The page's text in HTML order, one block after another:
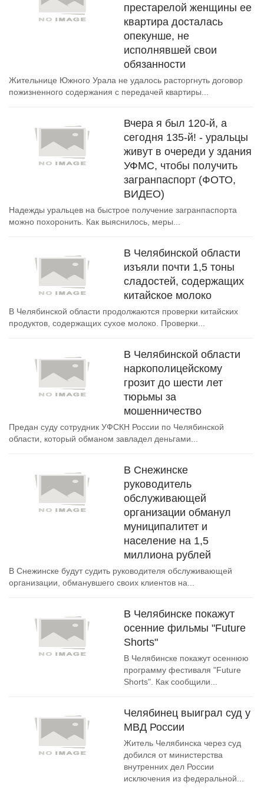
престарелой женщины ее
квартира досталась
опекунше, не
исполнявшей свои
обязанности
Жительнице Южного Урала не удалось расторгнуть договор
пожизненного содержания с передачей квартиры...
Вчера я был 120-й, а
сегодня 135-й! - уральцы
живут в очереди у здания
УФМС, чтобы получить
загранпаспорт (ФОТО,
ВИДЕО)
Надежды уральцев на быстрое получение загранпаспорта
можно похоронить. Как выяснилось, меры...
В Челябинской области
изъяли почти 1,5 тоны
сладостей, содержащих
китайское молоко
В Челябинской области продолжаются проверки китайских
продуктов, содержащих сухое молоко. Проверки...
В Челябинской области
наркополицейскому
грозит до шести лет
тюрьмы за
мошенничество
Предан суду сотрудник УФСКН России по Челябинской
области, который обманом завладел деньгами...
В Снежинске
руководитель
обслуживающей
организации обманул
муниципалитет и
население на 1,5
миллиона рублей
В Снежинске будут судить руководителя обслуживающей
организации, обманувшего своих клиентов на...
В Челябинске покажут
осенние фильмы "Future
Shorts"
В Челябинске покажут осеннюю
программу фестиваля "Future
Shorts". Как сообщили...
Челябинец выиграл суд у
МВД России
Житель Челябинска через суд
добился от министерства
внутренних дел России
исключения из федеральной...